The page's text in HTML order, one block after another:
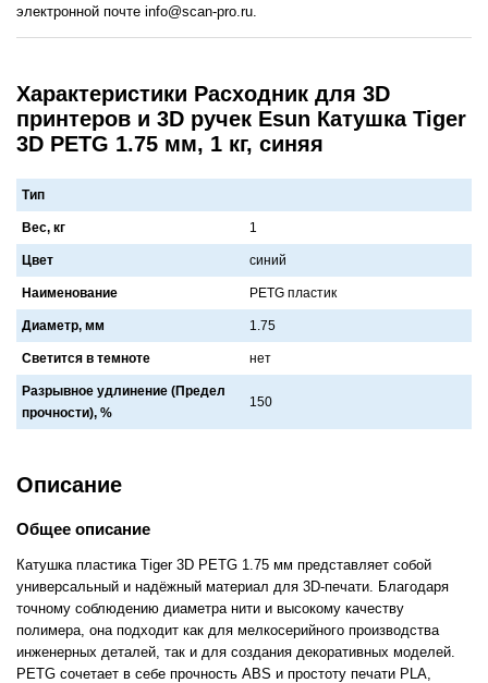
электронной почте info@scan-pro.ru.
Характеристики Расходник для 3D
принтеров и 3D ручек Esun Катушка Tiger
3D PETG 1.75 мм, 1 кг, синяя
Тип
Вес, кг 1
Цвет синий
Наименование PETG плaстик
Диаметр, мм 1.75
Светится в темноте нет
Разрывное удлинение (Предел
прочности), %
150
Описание
Общее описание
Катушка пластика Tiger 3D PETG 1.75 мм представляет собой
универсальный и надёжный материал для 3D-печати. Благодаря
точному соблюдению диаметра нити и высокому качеству
полимера, она подходит как для мелкосерийного производства
инженерных деталей, так и для создания декоративных моделей.
PETG сочетает в себе прочность ABS и простоту печати PLA,